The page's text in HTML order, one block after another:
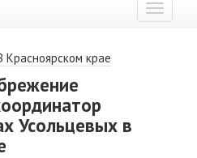
Показать
меню
Красноярском крае
Усольцевых в